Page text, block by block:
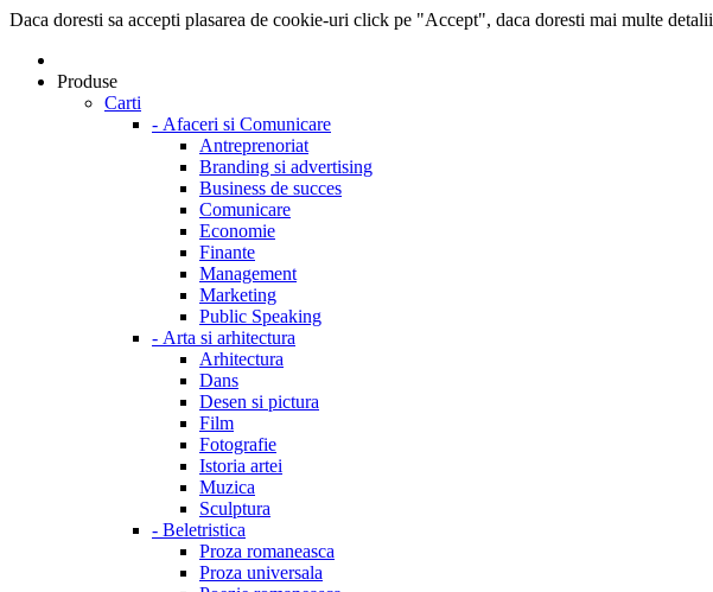
Daca doresti sa accepti plasarea de cookie-uri click pe "Accept", daca doresti mai multe detalii
Produse
Carti
- Afaceri si Comunicare
Antreprenoriat
Branding si advertising
Business de succes
Comunicare
Economie
Finante
Management
Marketing
Public Speaking
- Arta si arhitectura
Arhitectura
Dans
Desen si pictura
Film
Fotografie
Istoria artei
Muzica
Sculptura
- Beletristica
Proza romaneasca
Proza universala